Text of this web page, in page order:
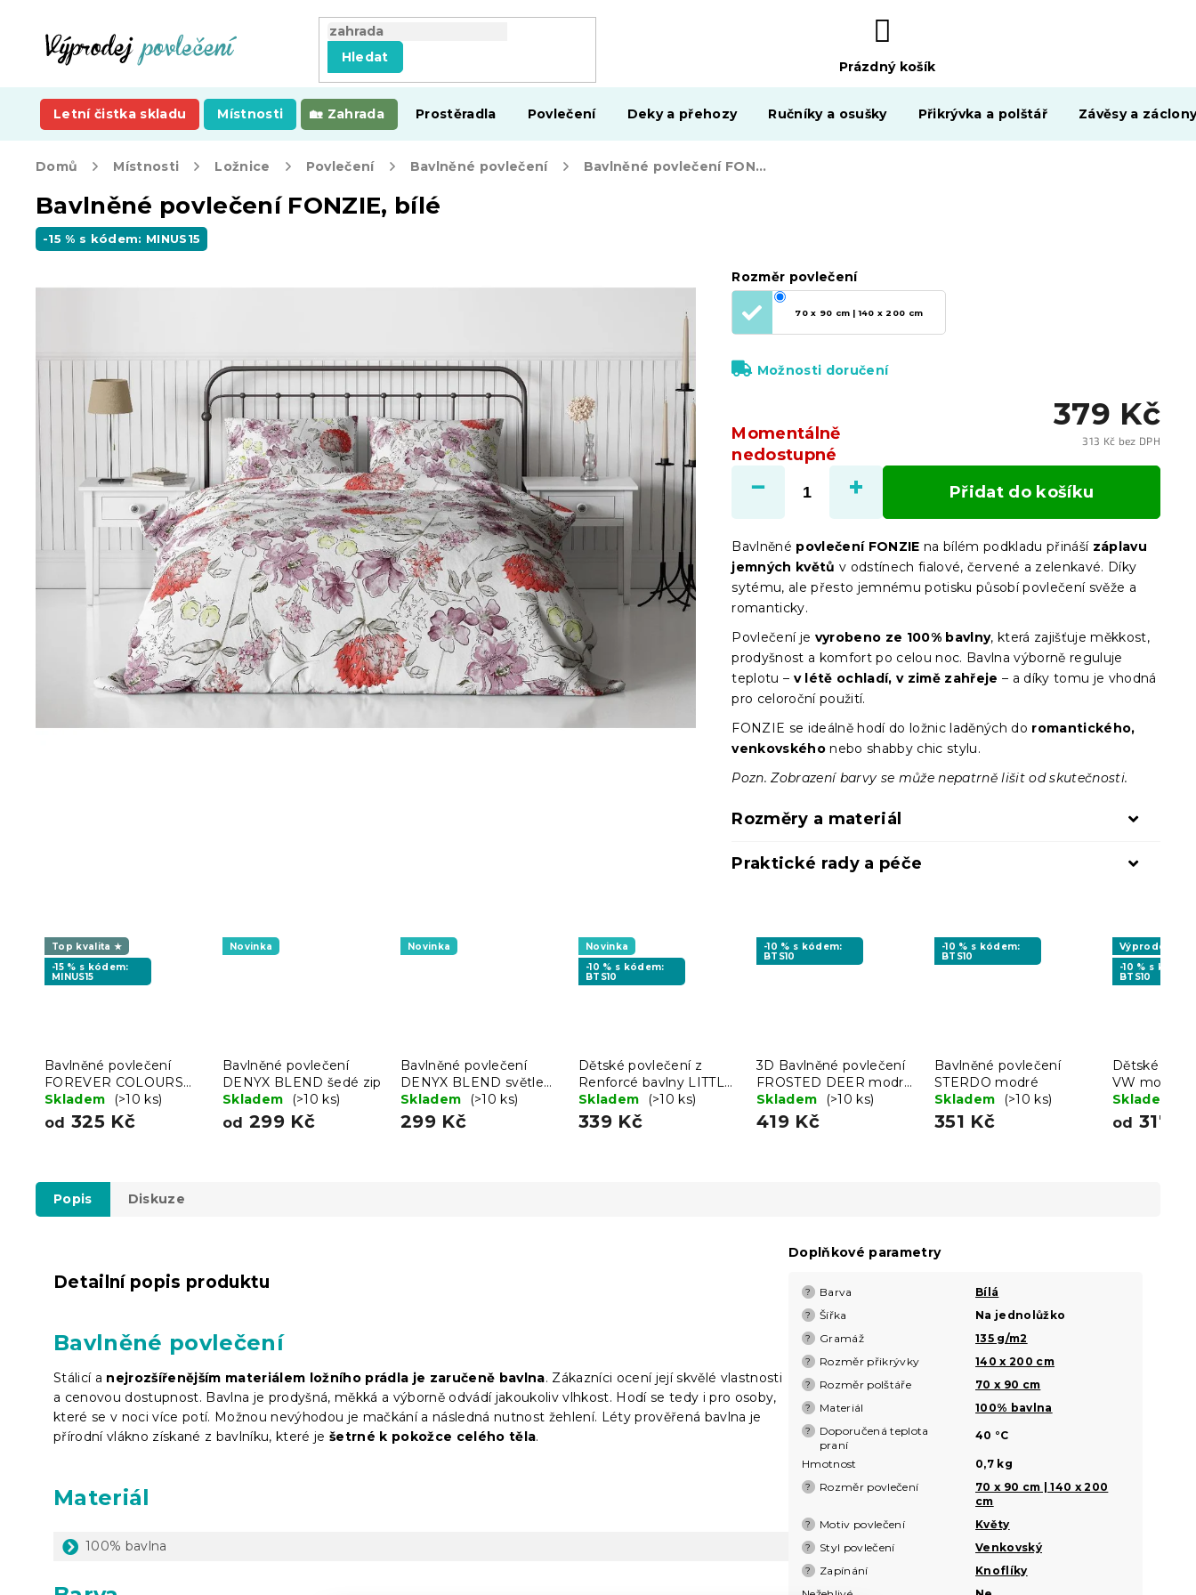
Hledat
NÁKUPNÍ
KOŠÍK
Prázdný košík
Letní čistka skladu Místnosti Zahrada Prostěradla Povlečení Deky a přehozy Ručníky a osušky Přikrývka a polštář Závěsy a
Domů Místnosti Ložnice Povlečení Bavlněné povlečení Bavlněné povlečení FONZIE, bílé
Bavlněné povlečení FONZIE, bílé
-15 % s kódem: MINUS15
379 Kč
313 Kč bez DPH
cena:
Momentálně
nedostupné
Rozměr povlečení
70 x 90 cm | 140 x 200 cm
Možnosti doručení
Přidat do košíku
Bavlněné povlečení FONZIE na bílém podkladu přináší záplavu
jemných květů v odstínech fialové, červené a zelenkavé. Díky
sytému, ale přesto jemnému potisku působí povlečení svěže a
romanticky.
Povlečení je vyrobeno ze 100% bavlny, která zajišťuje měkkost,
prodyšnost a komfort po celou noc. Bavlna výborně reguluje
teplotu – v létě ochladí, v zimě zahřeje – a díky tomu je vhodná
pro celoroční použití.
FONZIE se ideálně hodí do ložnic laděných do romantického,
venkovského nebo shabby chic stylu.
Pozn. Zobrazení barvy se může nepatrně lišit od skutečnosti.
Rozměry a materiál
Praktické rady a péče
Top kvalita ★
-15 % s kódem:
MINUS15
Bavlněné povlečení
FOREVER COLOURS
meruňkové
Skladem (>10 ks)
od 325 Kč
Novinka
Bavlněné povlečení
DENYX BLEND šedé zip
Skladem
(>10 ks)
od 299 Kč
Novinka
Bavlněné povlečení
DENYX BLEND světle
krémové hotelová kapsa
Skladem (>10 ks)
299 Kč
Novinka
-10 % s kódem:
BTS10
Dětské povlečení z
Renforcé bavlny LITTLE
SAFARI barevné
Skladem (>10 ks)
339 Kč
-10 % s kódem:
BTS10
3D Bavlněné povlečení
FROSTED DEER modré
+ povlak na polštářek
40x50 cm zdarma
Skladem (>10 ks)
419 Kč
-10 % s kódem:
BTS10
Bavlněné povlečení
STERDO modré
Skladem
(>10 ks)
351 Kč
Výprodej
-10 % s
BTS10
Dětské
VW modro-
Skladem
od 317
Popis Diskuze
Detailní popis produktu
Bavlněné povlečení
Stálicí a nejrozšířenějším materiálem ložního prádla je zaručeně bavlna. Zákazníci ocení její skvělé vlastnosti
a cenovou dostupnost. Bavlna je prodyšná, měkká a výborně odvádí jakoukoliv vlhkost. Hodí se tedy i pro osoby,
které se v noci více potí. Možnou nevýhodou je mačkání a následná nutnost žehlení. Léty prověřená bavlna je
přírodní vlákno získané z bavlníku, které je šetrné k pokožce celého těla.
Materiál
100% bavlna
Doplňkové parametry
? Barva Bílá
? Šířka Na jednolůžko
? Gramáž 135 g/m2
? Rozměr přikrývky 140 x 200 cm
? Rozměr polštáře 70 x 90 cm
? Materiál 100% bavlna
?
Doporučená teplota
praní
40 °C
Hmotnost 0,7 kg
? Rozměr povlečení
70 x 90 cm | 140 x 200
cm
? Motiv povlečení Květy
? Styl povlečení Venkovský
? Zapínání
Knoflíky